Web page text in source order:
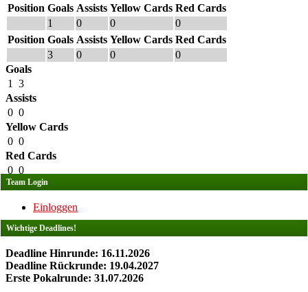
Position Goals Assists Yellow Cards Red Cards
1
0 0
0
Position Goals Assists Yellow Cards Red Cards
3
0 0
0
Goals
1
3
Assists
0 0
Yellow Cards
0 0
Red Cards
0 0
Team Login
Einloggen
Wichtige Deadlines!
Deadline Hinrunde: 16.11.2026
Deadline Rückrunde: 19.04.2027
Erste Pokalrunde: 31.07.2026